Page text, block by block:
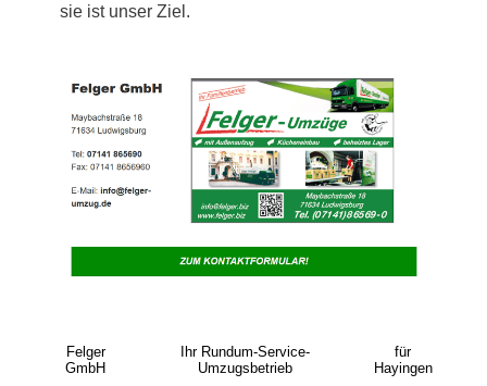
sie ist unser Ziel.
Felger
GmbH
Ihr Rundum-Service-
Umzugsbetrieb
für
Hayingen